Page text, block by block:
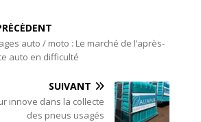
auto / moto : Le marché de l’après-
auto en difficulté
SUIVANT
innove dans la collecte
des pneus usagés